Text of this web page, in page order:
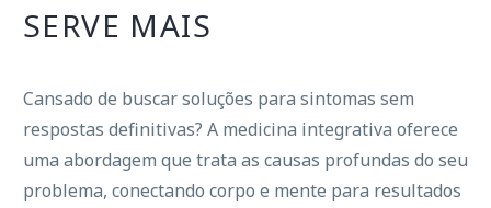
SERVE MAIS
Cansado de buscar soluções para sintomas sem
respostas definitivas? A medicina integrativa oferece
uma abordagem que trata as causas profundas do seu
problema, conectando corpo e mente para resultados